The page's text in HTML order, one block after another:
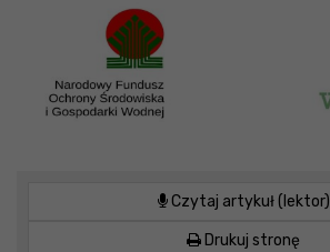
Czytaj artykuł (lektor)
Drukuj stronę